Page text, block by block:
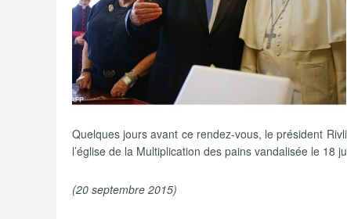
Quelques jours avant ce rendez-vous, le président
l’église de la Multiplication des pains vandalisée le 18
(20 septembre 2015)